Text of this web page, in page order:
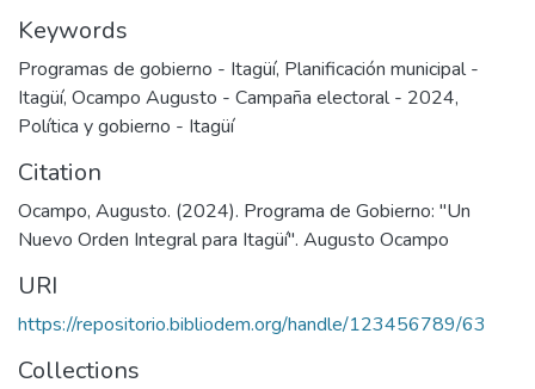
Keywords
Programas de gobierno - Itagüí, Planificación municipal -
Itagüí, Ocampo Augusto - Campaña electoral - 2024,
Política y gobierno - Itagüí
Citation
Ocampo, Augusto. (2024). Programa de Gobierno: "Un
Nuevo Orden Integral para Itagüí". Augusto Ocampo
URI
https://repositorio.bibliodem.org/handle/123456789/63
Collections